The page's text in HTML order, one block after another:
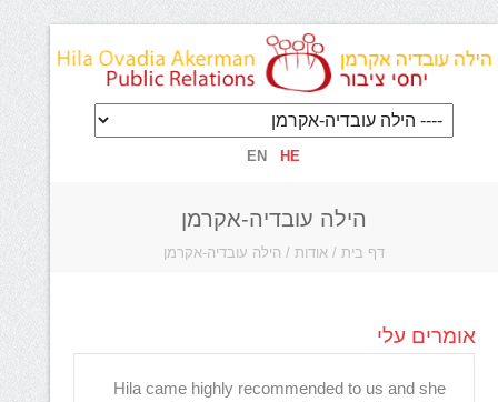
HE
EN
הילה עובדיה-אקרמן
דף בית /אודות / הילה עובדיה-אקרמן
אומרים עלי
Hila came highly recommended to us and she